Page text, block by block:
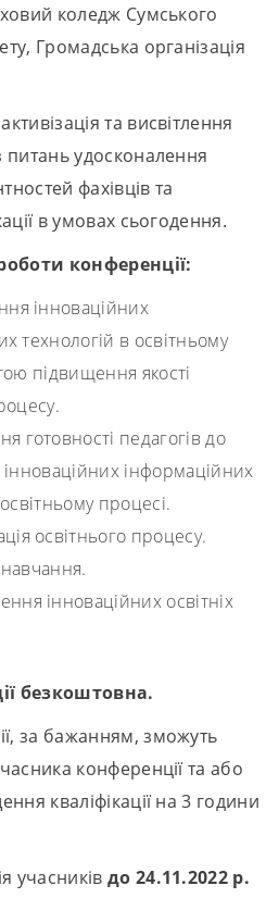
коледж Сумського
Громадська організація
та висвітлення
питань удосконалення
фахівців та
в умовах сьогодення.
конференції:
інноваційних
технологій в освітньому
підвищення якості
готовності педагогів до
інноваційних інформаційних
процесі.
освітнього процесу.
інноваційних освітніх
безкоштовна.
за бажанням, зможуть
конференції та або
кваліфікації на 3 години
учасників до 24.11.2022 р.